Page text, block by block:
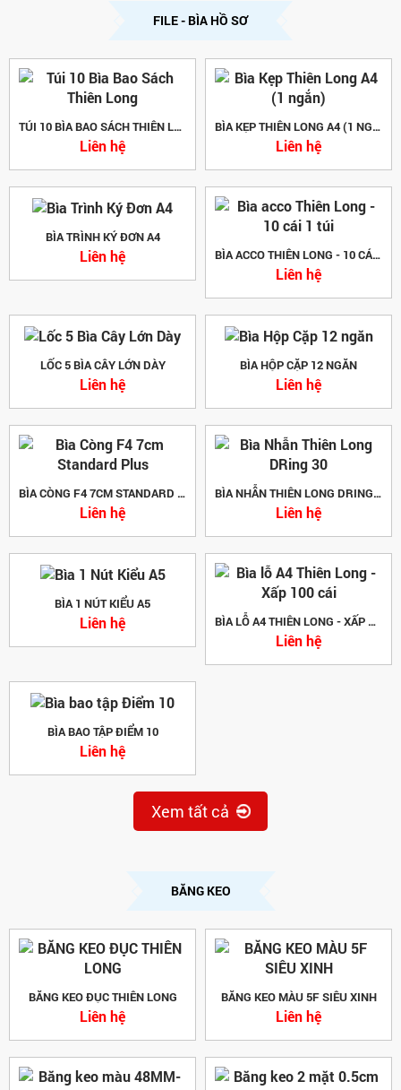
FILE - BÌA HỒ SƠ
TÚI 10 BÌA BAO SÁCH THIÊN LONG
Liên hệ
BÌA KẸP THIÊN LONG A4 (1 NGẮN)
Liên hệ
BÌA TRÌNH KÝ ĐƠN A4
Liên hệ BÌA ACCO THIÊN LONG - 10 CÁI 1 TÚI
Liên hệ
LỐC 5 BÌA CÂY LỚN DÀY
Liên hệ
BÌA HỘP CẶP 12 NGĂN
Liên hệ
BÌA CÒNG F4 7CM STANDARD PLUS
Liên hệ
BÌA NHẪN THIÊN LONG DRING 30
Liên hệ
BÌA 1 NÚT KIỂU A5
Liên hệ BÌA LỖ A4 THIÊN LONG - XẤP 100 CÁI
Liên hệ
BÌA BAO TẬP ĐIỂM 10
Liên hệ
Xem tất cả
BĂNG KEO
BĂNG KEO ĐỤC THIÊN LONG
Liên hệ
BĂNG KEO MÀU 5F SIÊU XINH
Liên hệ